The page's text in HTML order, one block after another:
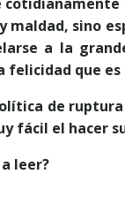
maldad, sino
a la
felicidad que es
de
fácil el hacer
leer?